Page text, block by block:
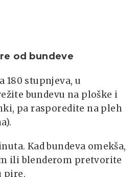
od bundeve
180 stupnjeva, u
bundevu na ploške i
pa rasporedite na pleh
Kad bundeva omekša,
ili blenderom pretvorite
pire.